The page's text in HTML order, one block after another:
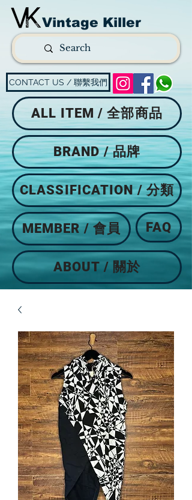
Vintage Killer
CONTACT US / 聯繫我們
ALL ITEM / 全部商品
BRAND / 品牌
CLASSIFICATION / 分類
MEMBER / 會員 FAQ
ABOUT / 關於